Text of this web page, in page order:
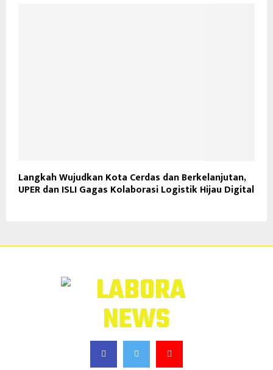
Langkah Wujudkan Kota Cerdas dan Berkelanjutan,
UPER dan ISLI Gagas Kolaborasi Logistik Hijau Digital